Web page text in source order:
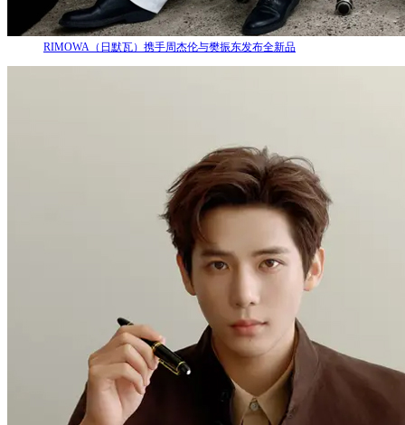
RIMOWA（日默瓦）携手周杰伦与樊振东发布全新品